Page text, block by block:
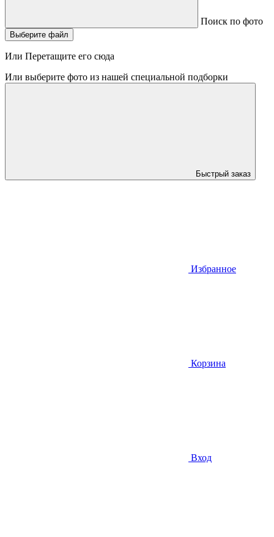
Поиск по фото
Выберите файл
Или Перетащите его сюда
Или выберите фото из нашей специальной подборки
Быстрый заказ
Избранное
Корзина
Вход